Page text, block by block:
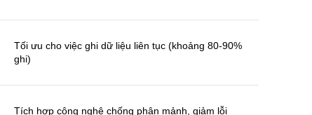
Tối ưu cho việc ghi dữ liệu liên tục (khoảng 80-90%
ghi)
Tích hợp công nghệ chống phân mảnh, giảm lỗi